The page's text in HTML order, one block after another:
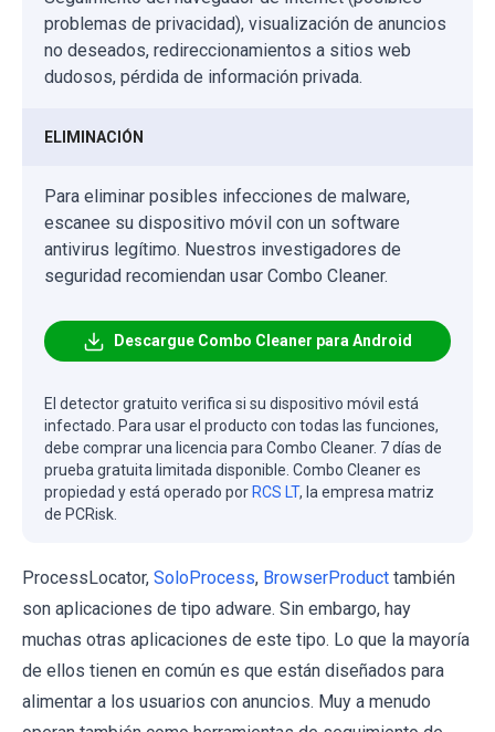
problemas de privacidad), visualización de anuncios
no deseados, redireccionamientos a sitios web
dudosos, pérdida de información privada.
ELIMINACIÓN
Para eliminar posibles infecciones de malware,
escanee su dispositivo móvil con un software
antivirus legítimo. Nuestros investigadores de
seguridad recomiendan usar Combo Cleaner.
Descargue Combo Cleaner para Android
El detector gratuito verifica si su dispositivo móvil está
infectado. Para usar el producto con todas las funciones,
debe comprar una licencia para Combo Cleaner. 7 días de
prueba gratuita limitada disponible. Combo Cleaner es
propiedad y está operado por RCS LT, la empresa matriz
de PCRisk.
ProcessLocator, SoloProcess, BrowserProduct también
son aplicaciones de tipo adware. Sin embargo, hay
muchas otras aplicaciones de este tipo. Lo que la mayoría
de ellos tienen en común es que están diseñados para
alimentar a los usuarios con anuncios. Muy a menudo